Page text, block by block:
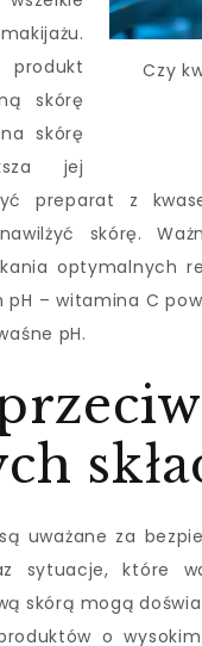
Czy
produkt
skórę
skórę
jej
preparat z
skórę.
optymalnych
– witamina C
pH.
uważane za
sytuacje, które
skórą mogą
o